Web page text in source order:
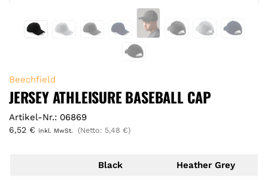
Beechfield
JERSEY ATHLEISURE BASEBALL CAP
Artikel-Nr.: 06869
6,52 € inkl. MwSt. (Netto: 5,48 €)
Black Heather Grey